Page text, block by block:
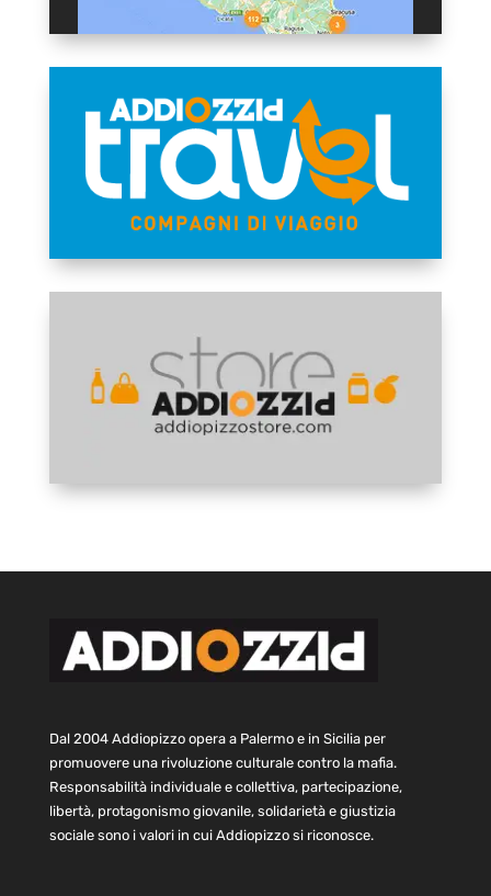
Dal 2004 Addiopizzo opera a Palermo e in Sicilia per
promuovere una rivoluzione culturale contro la mafia.
Responsabilità individuale e collettiva, partecipazione,
libertà, protagonismo giovanile, solidarietà e giustizia
sociale sono i valori in cui Addiopizzo si riconosce.